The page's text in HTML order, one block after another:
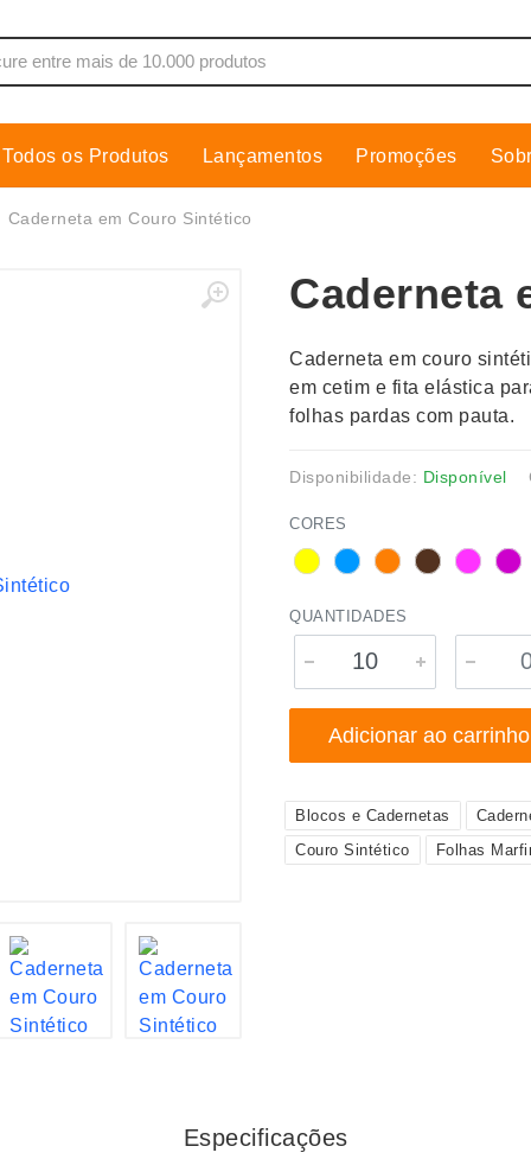
Som
Cooler
Cozinha
Cuidados Pessoais
Espelhos
Todos os Produtos Lançamentos Promoções
Caderneta em Couro Sintético
Caderneta
Caderneta em couro
em cetim e fita elástica
folhas pardas com pauta.
Disponibilidade: Disponível
CORES
QUANTIDADES
Adicionar ao carrinho
Blocos e Cadernetas
Couro Sintético
Folhas
Especificações